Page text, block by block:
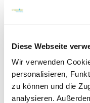
Diese Webseite
Wir verwenden
personalisieren,
zu können und die
analysieren.
Die jährliche
des
Das Ministerium für
Kultur des Landes
Landkreis
Ankerpunkt, um so
Raum zu stärken.